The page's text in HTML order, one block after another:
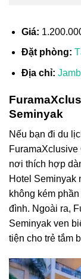
Giá:
Đặt phòng:
Địa chỉ:
Seminyak
Nếu bạn đi du
nơi thích hợp
Hotel Seminyak
không kém
đình. Ngoài ra,
Seminyak ven
tiện cho trẻ tắm